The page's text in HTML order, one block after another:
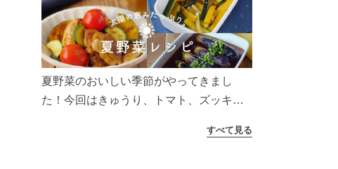
リ食べて、夏バテを吹き飛ばしましょ
う！
夏野菜のおいしい季節がやってきまし
た！今回はきゅうり、トマト、ズッキー
太陽の光をたっぷりあびた夏野菜は栄養
すべて見る